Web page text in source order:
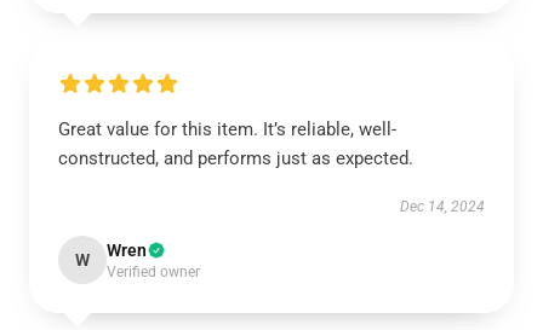
Great value for this item. It’s reliable, well-
constructed, and performs just as expected.
Dec 14, 2024
W Wren
Verified owner